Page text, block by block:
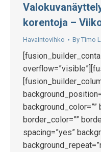
korentoja –
Havaintovihko By Timo
background_color=””
border_color=””
spacing=”yes”